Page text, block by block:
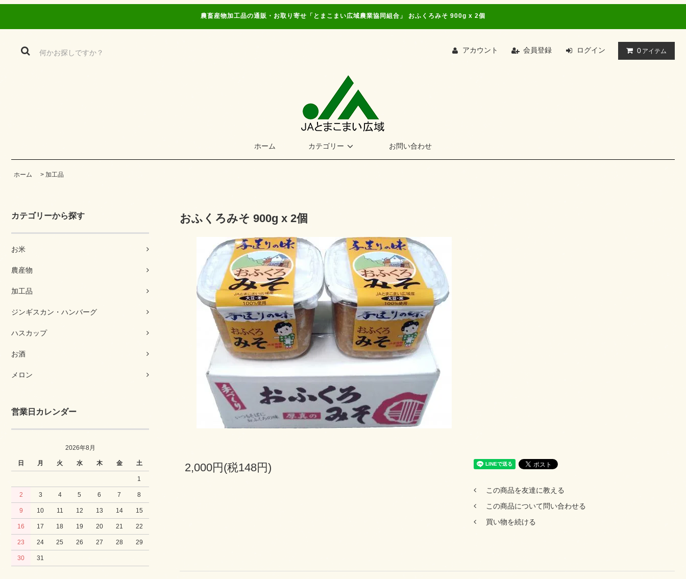
農畜産物加工品の通販・お取り寄せ「とまこまい広域農業協同組合」 おふくろみそ 900g x 2個
アカウント 会員登録 ログイン 0 アイテム
ホーム カテゴリー お問い合わせ
ホーム > 加工品
カテゴリーから探す
お米
農産物
加工品
ジンギスカン・ハンバーグ
ハスカップ
お酒
メロン
営業日カレンダー
2026年8月
日 月 火 水 木 金 土
1
2 3 4 5 6 7 8
9 10 11 12 13 14 15
16 17 18 19 20 21 22
23 24 25 26 27 28 29
30 31
おふくろみそ 900g x 2個
2,000円(税148円)
この商品を友達に教える
この商品について問い合わせる
買い物を続ける